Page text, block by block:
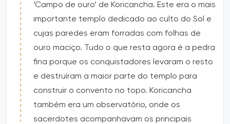
‘Campo de ouro’ de Koricancha. Este era o mais
importante templo dedicado ao culto do Sol e
cujas paredes eram forradas com folhas de
ouro maciço. Tudo o que resta agora é a pedra
fina porque os conquistadores levaram o resto
e destruíram a maior parte do templo para
construir o convento no topo. Koricancha
também era um observatório, onde os
sacerdotes acompanhavam os principais